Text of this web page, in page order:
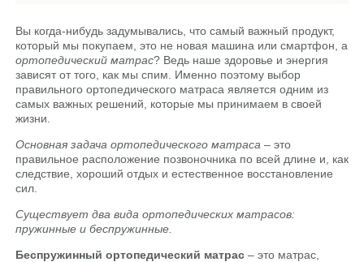
Вы когда-нибудь задумывались, что самый важный продукт,
который мы покупаем, это не новая машина или смартфон, а
ортопедический матрас? Ведь наше здоровье и энергия
зависят от того, как мы спим. Именно поэтому выбор
правильного ортопедического матраса является одним из
самых важных решений, которые мы принимаем в своей
жизни.
Основная задача ортопедического матраса – это
правильное расположение позвоночника по всей длине и, как
следствие, хороший отдых и естественное восстановление
сил.
Существует два вида ортопедических матрасов:
пружинные и беспружинные.
Беспружинный ортопедический матрас – это матрас,